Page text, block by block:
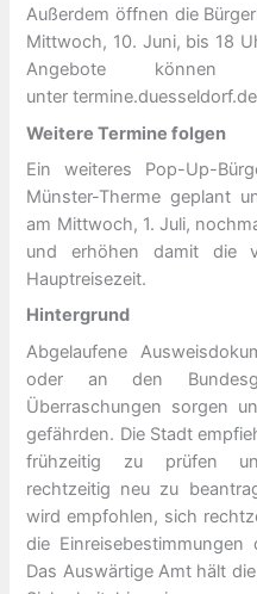
Außerdem öffnen die
Mittwoch, 10. Juni, bis 18
Angebote
unter
Weitere Termine folgen
Ein weiteres Pop-Up-
Münster-Therme geplant
am Mittwoch, 1. Juli,
und erhöhen damit die
Hauptreisezeit.
Hintergrund
Abgelaufene
oder an den
Überraschungen sorgen
gefährden. Die Stadt
frühzeitig zu prüfen
rechtzeitig neu zu
wird empfohlen, sich
die
Das Auswärtige Amt hält